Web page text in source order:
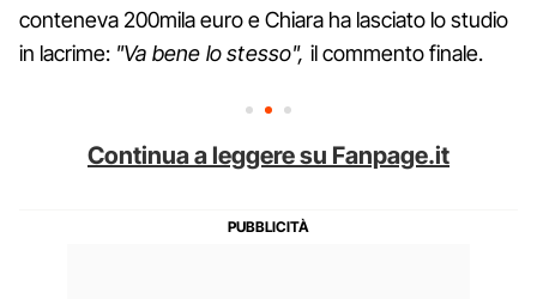
conteneva 200mila euro e Chiara ha lasciato lo studio
in lacrime: "Va bene lo stesso", il commento finale.
Continua a leggere su Fanpage.it